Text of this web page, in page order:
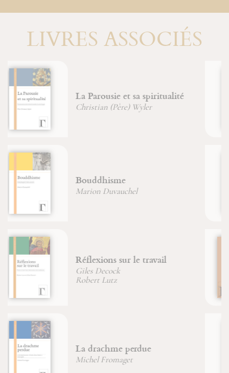
LIVRES ASSOCIÉS
D'un corps à l'autre
Père Jean-Claude Hanus
De la nature de l'arbre
Jean Laugier
Edith Stein, dans les
profondeurs de l'âme
Amata Neyer
Maximin, Sidoine et Lazare
dans la Tradition de Provence
Brigitte Morelle